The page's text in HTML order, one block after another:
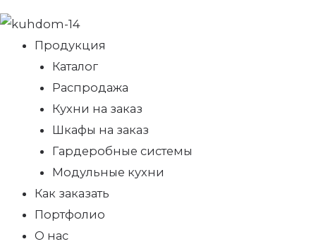
Продукция
Каталог
Распродажа
Кухни на заказ
Шкафы на заказ
Гардеробные системы
Модульные кухни
Как заказать
Портфолио
О нас